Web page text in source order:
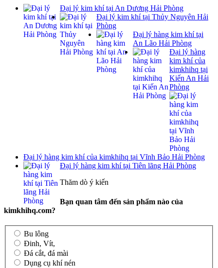
Đại lý kim khí tại An Dương Hải Phòng
Đại lý kim khí tại Thủy Nguyên Hải
Phòng
Đại lý hàng kim khí tại
An Lão Hải Phòng
Đại lý hàng
kim khí của
kimkhihq tại
Kiến An Hải
Phòng
Đại lý hàng kim khí của kimkhihq tại Vĩnh Bảo Hải Phòng
Đại lý hàng kim khí tại Tiên lãng Hải Phòng
Thăm dò ý kiến
Bạn quan tâm đến sản phẩm nào của
kimkhihq.com?
Bu lông
Đinh, Vít,
Đá cắt, đá mài
Dụng cụ khí nén